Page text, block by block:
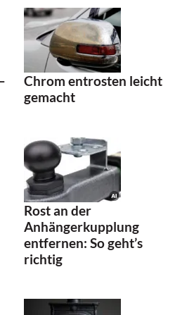
Chrom entrosten leicht
gemacht
Rost an der
Anhängerkupplung
entfernen: So geht’s
richtig